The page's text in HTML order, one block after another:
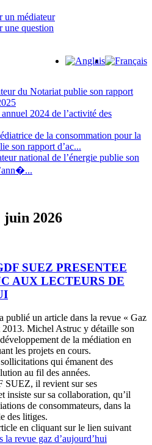
un médiateur
une question
du Notariat publie son rapport
2024 de l’activité des
de la consommation pour la
son rapport d’ac...
national de l’énergie publie son
juin 2026
SUEZ PRESENTEE
AUX LECTEURS DE
un article dans la revue « Gaz
2013. Michel Astruc y détaille son
de la médiation en
les projets en cours.
qui émanent des
au fil des années.
SUEZ, il revient sur ses
insiste sur sa collaboration, qu’il
de consommateurs, dans la
des litiges.
en cliquant sur le lien suivant
revue gaz d’aujourd’hui